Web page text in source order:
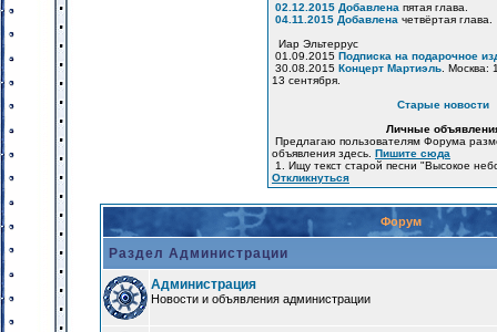
02.12.2015 Добавлена пятая глава.
04.11.2015 Добавлена четвёртая глава.
Иар Эльтеррус
01.09.2015 Подписка на подарочное
30.08.2015 Концерт Мартиэль . Москва:
13 сентября.
Старые новости
Личные
Предлагаю пользователям Форума
объявления здесь. Пишите сюда
1. Ищу текст старой песни "Высокое
Откликнуться
Форум
Раздел Администрации
Администрация
Новости и объявления администрации